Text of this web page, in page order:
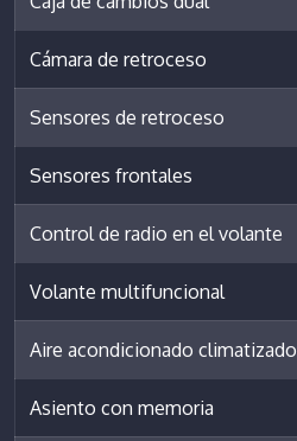
Cámara de retroceso
Sensores de retroceso
Sensores frontales
Control de radio en el volante
Volante multifuncional
Aire acondicionado climatizado
Asiento con memoria